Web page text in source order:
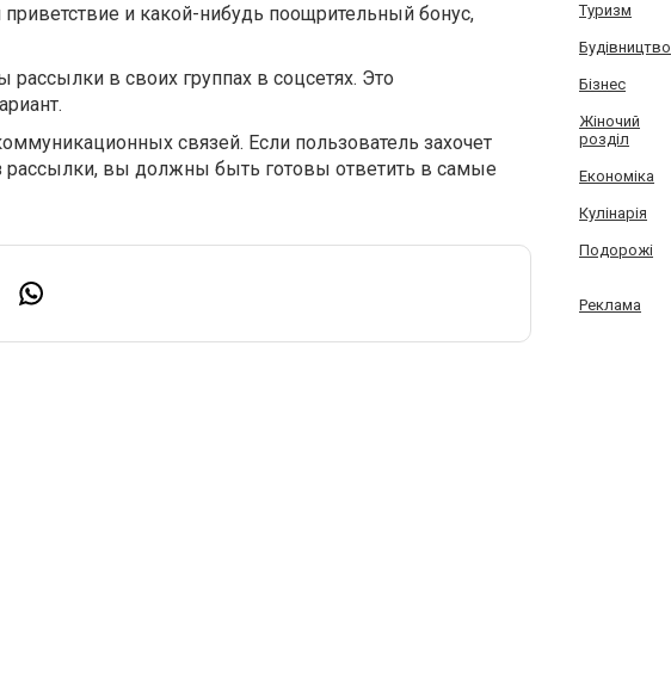
и какой-нибудь поощрительный бонус,
в своих группах в соцсетях. Это
связей. Если пользователь захочет
рассылки, вы должны быть готовы ответить в самые
Туризм
Будівництво
Бізнес
Жіночий
розділ
Економіка
Кулінарія
Подорожі
Реклама